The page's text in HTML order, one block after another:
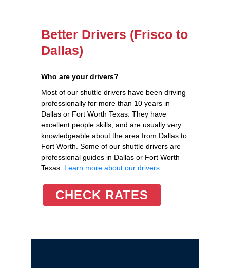
Better Drivers (Frisco to
Dallas)
Who are your drivers?
Most of our shuttle drivers have been driving
professionally for more than 10 years in
Dallas or Fort Worth Texas. They have
excellent people skills, and are usually very
knowledgeable about the area from Dallas to
Fort Worth. Some of our shuttle drivers are
professional guides in Dallas or Fort Worth
Texas. Learn more about our drivers
CHECK RATES